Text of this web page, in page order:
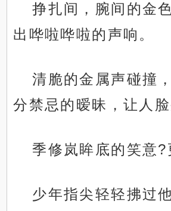
挣扎间，腕间的金
出哗啦哗啦的声响。
清脆的金属声碰撞
分禁忌的暧昧，让人脸
季修岚眸底的笑意?
少年指尖轻轻拂过